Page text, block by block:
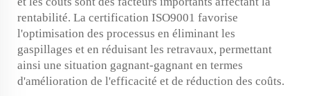
rentabilité. La certification ISO9001 favorise
l'optimisation des processus en éliminant les
gaspillages et en réduisant les retravaux, permettant
ainsi une situation gagnant-gagnant en termes
d'amélioration de l'efficacité et de réduction des coûts.